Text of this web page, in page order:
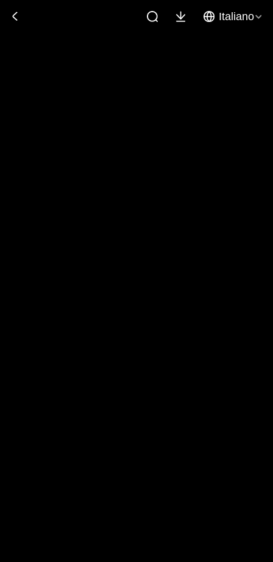
Italiano